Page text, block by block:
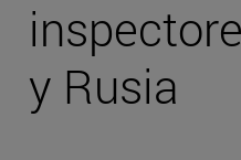
y Rusia